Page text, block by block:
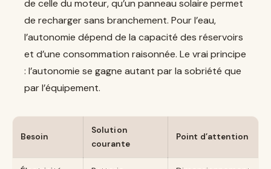
de celle du moteur, qu’un panneau solaire permet
de recharger sans branchement. Pour l’eau,
l’autonomie dépend de la capacité des réservoirs
et d’une consommation raisonnée. Le vrai principe
: l’autonomie se gagne autant par la sobriété que
par l’équipement.
Besoin
Solution
courante
Point d’attention